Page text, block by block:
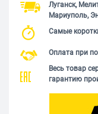
Луганск,
Мариуполь,
Самые
Оплата при
Весь товар
гарантию